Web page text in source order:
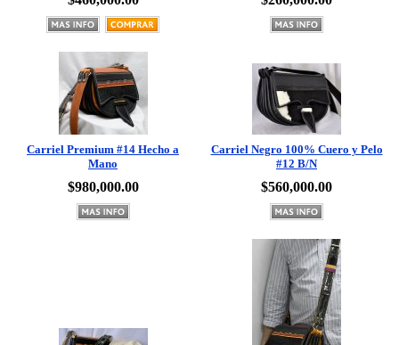
Carriel Premium #14 Hecho a
Mano
$980,000.00
Carriel Negro 100% Cuero y Pelo
#12 B/N
$560,000.00